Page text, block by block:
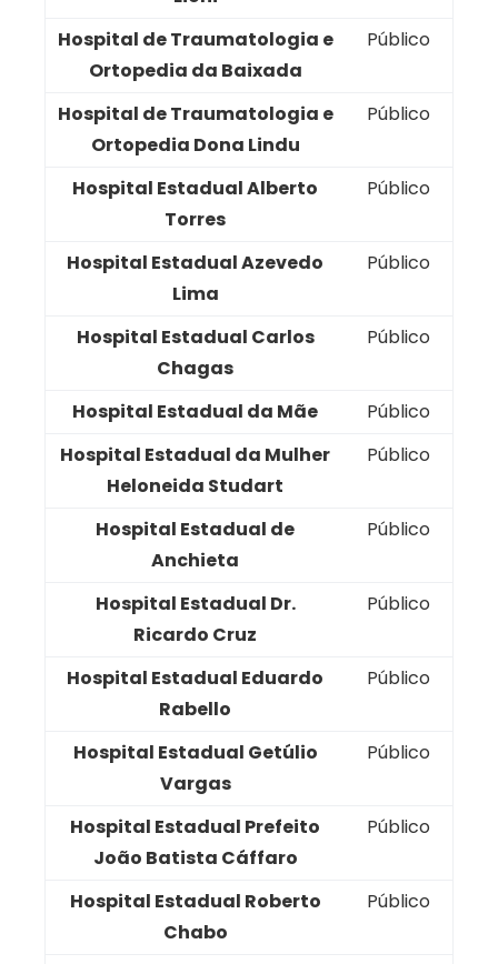
Hospital de Traumatologia e
Ortopedia da Baixada
Público
Hospital de Traumatologia e
Ortopedia Dona Lindu
Público
Hospital Estadual Alberto
Torres
Público
Hospital Estadual Azevedo
Lima
Público
Hospital Estadual Carlos
Chagas
Público
Hospital Estadual da Mãe
Público
Hospital Estadual da Mulher
Heloneida Studart
Público
Hospital Estadual de
Anchieta
Público
Hospital Estadual Dr.
Ricardo Cruz
Público
Hospital Estadual Eduardo
Rabello
Público
Hospital Estadual Getúlio
Vargas
Público
Hospital Estadual Prefeito
João Batista Cáffaro
Público
Hospital Estadual Roberto
Chabo
Público